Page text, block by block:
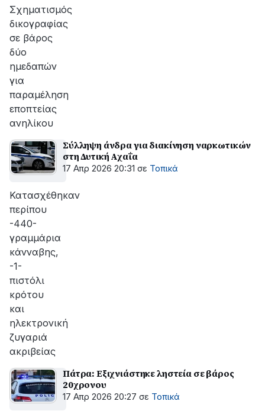
Σχηματισμός
δικογραφίας
σε βάρος
δύο
ημεδαπών
για
παραμέληση
εποπτείας
ανηλίκου
Σύλληψη άνδρα για διακίνηση ναρκωτικών
στη Δυτική Αχαΐα
17 Απρ 2026 20:31 σε Τοπικά
Κατασχέθηκαν
περίπου
-440-
γραμμάρια
κάνναβης,
-1-
πιστόλι
κρότου
και
ηλεκτρονική
ζυγαριά
ακριβείας
Πάτρα: Εξιχνιάστηκε ληστεία σε βάρος
20χρονου
17 Απρ 2026 20:27 σε Τοπικά